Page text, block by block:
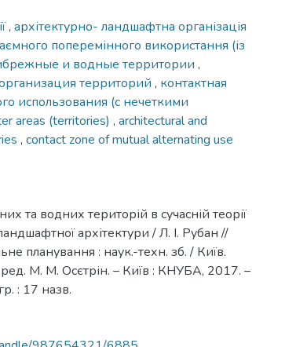
, архітектурно- ландшафтна організація
поперемінного використання (із
и водные территории ,
территорий , контактная
использования (с нечеткими
areas (territories) , architectural and
, contact zone of mutual alternating use
та водних територій в сучасній теорії
архітектури / Л. І. Рубан //
планування : наук.-техн. зб. / Київ.
ред. М. М. Осєтрін. – Київ : КНУБА, 2017. –
: 17 назв.